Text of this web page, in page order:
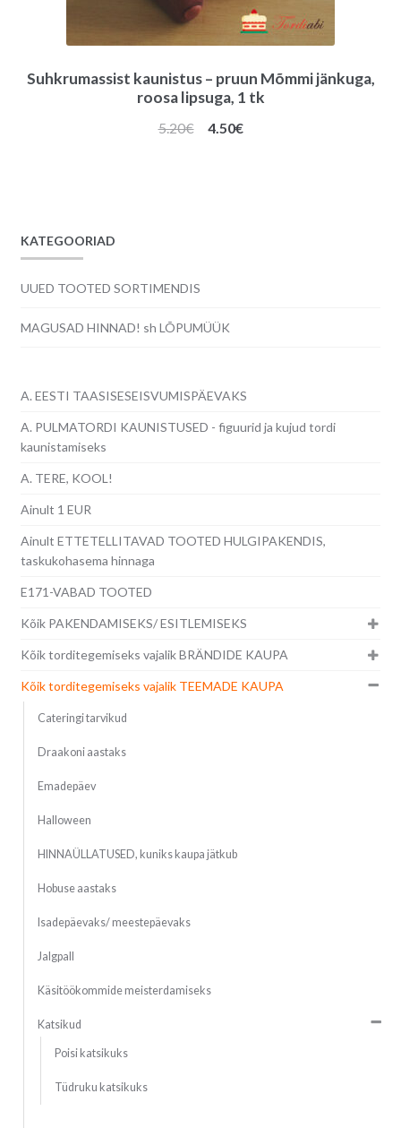
Suhkrumassist kaunistus – pruun Mõmmi jänkuga,
roosa lipsuga, 1 tk
5.20€
Algne
4.50€Praegune
KATEGOORIAD
UUED TOOTED SORTIMENDIS
MAGUSAD HINNAD! sh LÕPUMÜÜK
A. EESTI TAASISESEISVUMISPÄEVAKS
A. PULMATORDI KAUNISTUSED - figuurid ja kujud tordi
kaunistamiseks
A. TERE, KOOL!
Ainult 1 EUR
Ainult ETTETELLITAVAD TOOTED HULGIPAKENDIS,
taskukohasema hinnaga
E171-VABAD TOOTED
Kõik PAKENDAMISEKS/ ESITLEMISEKS
Kõik torditegemiseks vajalik BRÄNDIDE KAUPA
Kõik torditegemiseks vajalik TEEMADE KAUPA
Cateringi tarvikud
Draakoni aastaks
Emadepäev
Halloween
HINNAÜLLATUSED, kuniks kaupa jätkub
Hobuse aastaks
Isadepäevaks/ meestepäevaks
Jalgpall
Käsitöökommide meisterdamiseks
Katsikud
Poisi katsikuks
Tüdruku katsikuks